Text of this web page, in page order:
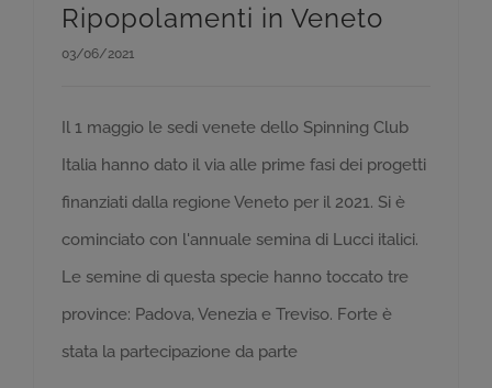
Ripopolamenti in Veneto
03/06/2021
Il 1 maggio le sedi venete dello Spinning Club
Italia hanno dato il via alle prime fasi dei progetti
finanziati dalla regione Veneto per il 2021. Si è
cominciato con l'annuale semina di Lucci italici.
Le semine di questa specie hanno toccato tre
province: Padova, Venezia e Treviso. Forte è
stata la partecipazione da parte